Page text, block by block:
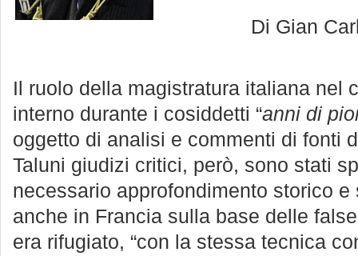
Di Gian
Il ruolo della magistratura italiana nel
interno durante i cosiddetti “anni di
oggetto di analisi e commenti di fonti
Taluni giudizi critici, però, sono stati
necessario approfondimento storico
anche in Francia sulla base delle
era rifugiato, “con la stessa tecnica